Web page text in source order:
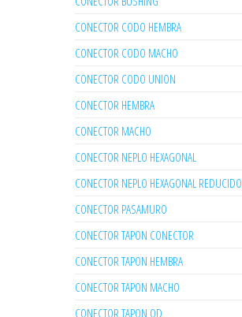
CONECTOR CODO HEMBRA
CONECTOR CODO MACHO
CONECTOR CODO UNION
CONECTOR HEMBRA
CONECTOR MACHO
CONECTOR NEPLO HEXAGONAL
CONECTOR NEPLO HEXAGONAL REDUCIDO
CONECTOR PASAMURO
CONECTOR TAPON CONECTOR
CONECTOR TAPON HEMBRA
CONECTOR TAPON MACHO
CONECTOR TAPON OD